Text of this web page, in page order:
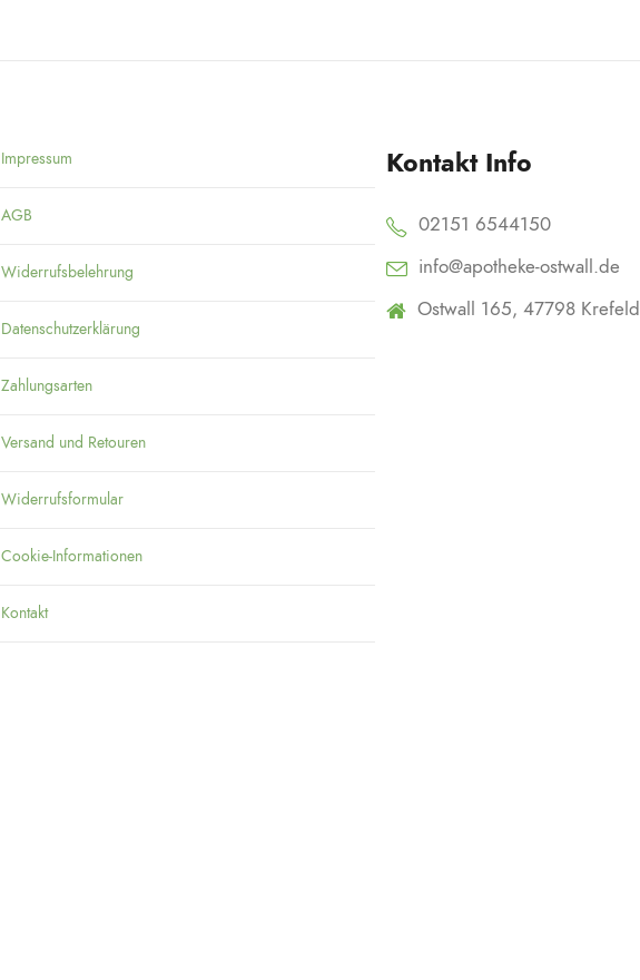
Impressum
AGB
Widerrufsbelehrung
Datenschutzerklärung
Zahlungsarten
Versand und Retouren
Widerrufsformular
Cookie-Informationen
Kontakt
Kontakt Info
02151 6544150
info@apotheke-ostwall.de
Ostwall 165, 47798 Krefeld